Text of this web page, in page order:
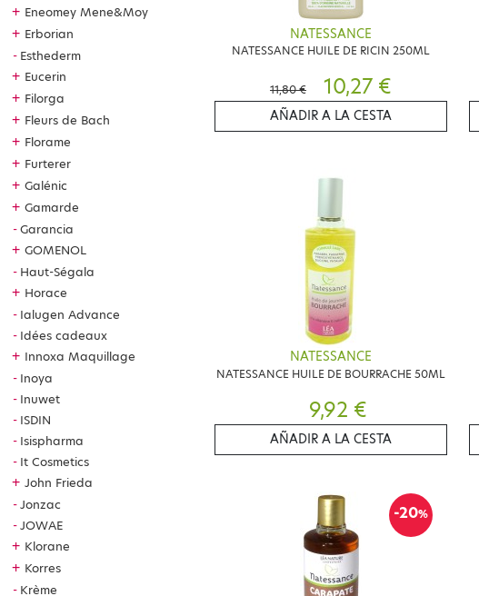
+ Eneomey Mene&Moy
+ Erborian
Esthederm
+ Eucerin
+ Filorga
+ Fleurs de Bach
+ Florame
+ Furterer
+ Galénic
+ Gamarde
Garancia
+ GOMENOL
Haut-Ségala
+ Horace
Ialugen Advance
Idées cadeaux
+ Innoxa Maquillage
Inoya
Inuwet
ISDIN
Isispharma
It Cosmetics
+ John Frieda
Jonzac
JOWAE
+ Klorane
+ Korres
Krème
NATESSANCE
NATESSANCE HUILE DE RICIN 250ML
11,80 € 10,27 €
AÑADIR A LA CESTA
NATESSANCE
NATESSANCE HUILE DE BOURRACHE 50ML
9,92 €
AÑADIR A LA CESTA
-20%